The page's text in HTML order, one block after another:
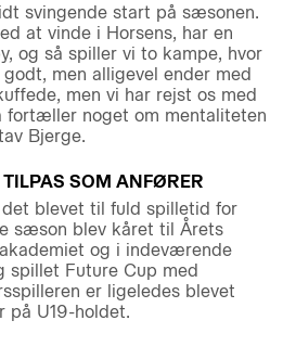
svingende start på sæsonen.
at vinde i Horsens, har en
og så spiller vi to kampe, hvor
men alligevel ender med
men vi har rejst os med
fortæller noget om mentaliteten
Bjerge.
SOM ANFØRER
blevet til fuld spilletid for
sæson blev kåret til Årets
og i indeværende
Future Cup med
er ligeledes blevet
på U19-holdet.